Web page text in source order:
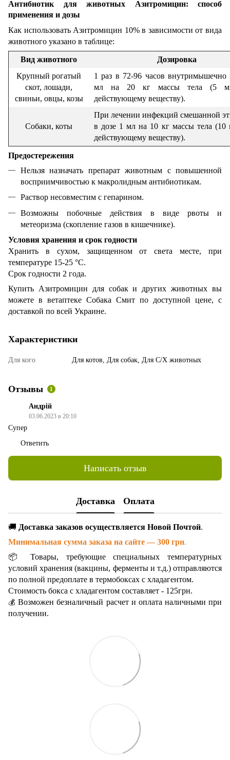
Антибиотик для животных Азитромицин: способ
применения и дозы
Как использовать Азитромицин 10% в зависимости от вида
животного указано в таблице:
Вид животного
Дозировка
Крупный рогатый
скот, лошади,
свиньи, овцы, козы
1 раз в 72-96 часов внутримышечно
мл на 20 кг массы тела (5
действующему веществу).
Собаки, коты
При лечении инфекций смешанной
в дозе 1 мл на 10 кг массы тела (10
действующему веществу).
Предостережения
Нельзя назначать препарат животным с повышенной
восприимчивостью к макролидным антибиотикам.
Раствор несовместим с гепарином.
Возможны побочные действия в виде рвоты и
метеоризма (скопление газов в кишечнике).
Условия хранения и срок годности
Хранить в сухом, защищенном от света месте, при
температуре 15-25 °С.
Срок годности 2 года.
Купить Азитромицин для собак и других животных вы
можете в ветаптеке Собака Смит по доступной цене, с
доставкой по всей Украине.
Характеристики
Для кого Для котов, Для собак, Для С/Х животных
Отзывы 1
Андрій
03.06.2023 в 20:10
Супер
Ответить
Написать отзыв
Доставка Оплата
🚚 Доставка заказов осуществляется Новой Почтой.
Минимальная сумма заказа на сайте — 300 грн.
📦 Товары, требующие специальных температурных
условий хранения (вакцины, ферменты и т.д.) отправляются
по полной предоплате в термобоксах с хладагентом.
Стоимость бокса с хладагентом составляет - 125грн.
💰Возможен безналичный расчет и оплата наличными при
получении.